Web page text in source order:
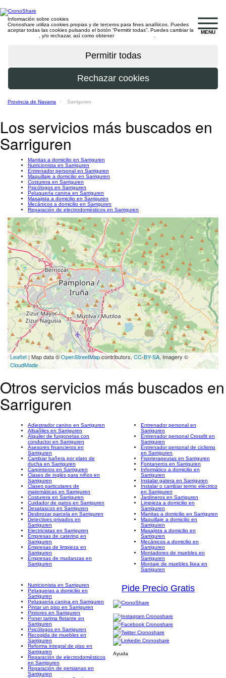
MENU
Información sobre cookies
Cronoshare utiliza cookies propias y de terceros para fines analíticos. Puedes
aceptar todas las cookies pulsando el botón “Permitir todas”. Puedes cambiar la
, y/o rechazar, así como obtener
Provincia de Navarra Sarriguren
Los servicios más buscados en
Sarriguren
Manitas a domicilio en Sarriguren
Nutricionista en Sarriguren
Entrenador personal en Sarriguren
Maquillaje a domicilio en Sarriguren
Costurera en Sarriguren
Psicólogos en Sarriguren
Peluquería canina en Sarriguren
Masajista a domicilio en Sarriguren
Mecánicos a domicilio en Sarriguren
Reparación de electrodomésticos en Sarriguren
Leaflet | Map data ©OpenStreetMapcontributors, CC-BY-SA, Imagery ©
CloudMade
Otros servicios más buscados en
Sarriguren
Adiestrador canino en Sarriguren
Albañiles en Sarriguren
Alquiler de furgonetas con
conductor en Sarriguren
Asesores financieros en
Sarriguren
Cambiar bañera por plato de
ducha en Sarriguren
Carpinteros en Sarriguren
Clases de inglés para niños en
Sarriguren
Clases particulares de
matemáticas en Sarriguren
Costurera en Sarriguren
Cuidador de gatos en Sarriguren
Desatascos en Sarriguren
Desbrozar parcela en Sarriguren
Detectives privados en
Sarriguren
Electricistas en Sarriguren
Empresas de catering en
Sarriguren
Empresas de limpieza en
Sarriguren
Empresas de mudanzas en
Sarriguren
Entrenador personal en
Sarriguren
Entrenador personal Crossfit en
Sarriguren
Entrenador personal de ciclismo
en Sarriguren
Fisioterapeutas en Sarriguren
Fontaneros en Sarriguren
Informático a domicilio en
Sarriguren
Instalar gatera en Sarriguren
Instalar o cambiar termo eléctrico
en Sarriguren
Jardineros en Sarriguren
Limpieza a domicilio en
Sarriguren
Manitas a domicilio en Sarriguren
Maquillaje a domicilio en
Sarriguren
Masajista a domicilio en
Sarriguren
Mecánicos a domicilio en
Sarriguren
Montadores de muebles en
Sarriguren
Montaje de muebles Ikea en
Sarriguren
Nutricionista en Sarriguren
Peluqueras a domicilio en
Sarriguren
Peluquería canina en Sarriguren
Pintar un piso en Sarriguren
Pintores en Sarriguren
Poner tarima flotante en
Sarriguren
Psicólogos en Sarriguren
Recogida de muebles en
Sarriguren
Reforma integral de piso en
Sarriguren
Reparación de electrodomésticos
en Sarriguren
Reparación de persianas en
Sarriguren
Pide Precio Gratis
Ayuda